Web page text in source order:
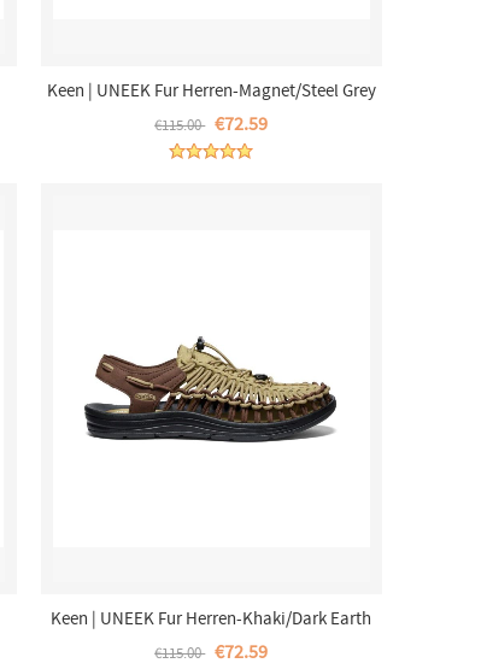
Keen | UNEEK Fur Herren-Magnet/Steel Grey
€115.00 €72.59
Keen | UNEEK Fur Herren-Khaki/Dark Earth
€115.00 €72.59